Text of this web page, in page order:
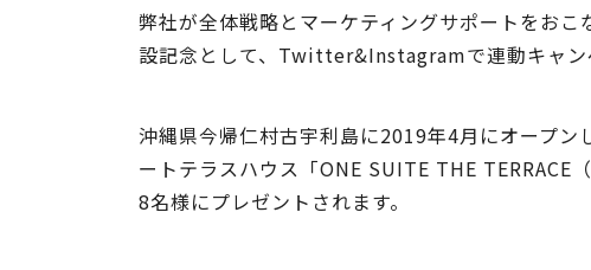
弊社が全体戦略とマーケティングサポートをお
設記念として、Twitter&Instagramで連動キャン
沖縄県今帰仁村古宇利島に2019年4月にオープ
ートテラスハウス「ONE SUITE THE
8名様にプレゼントされます。